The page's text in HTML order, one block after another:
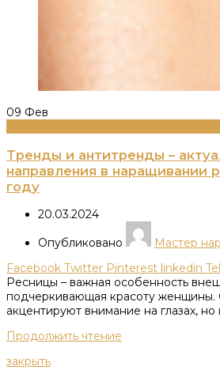
09 Фев
Тренды и антитренды –
направления в наращивании
году
20.03.2024
Опубликовано
Мастер
Facebook Twitter Pinterest linkedin
Ресницы – важная особенность
подчеркивающая красоту женщины.
акцентируют внимание на глазах, но
Продолжить чтение
закрыть